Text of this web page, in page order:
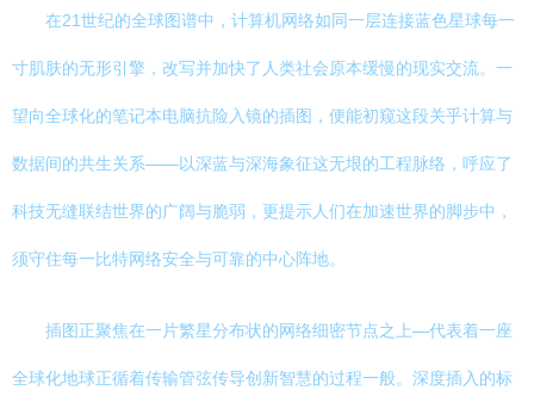
在21世纪的全球图谱中，计算机网络如同一层连接蓝色星球每一
寸肌肤的无形引擎，改写并加快了人类社会原本缓慢的现实交流。一
望向全球化的笔记本电脑抗险入镜的插图，便能初窥这段关乎计算与
数据间的共生关系——以深蓝与深海象征这无垠的工程脉络，呼应了
科技无缝联结世界的广阔与脆弱，更提示人们在加速世界的脚步中，
须守住每一比特网络安全与可靠的中心阵地。
插图正聚焦在一片繁星分布状的网络细密节点之上—代表着一座
全球化地球正循着传输管弦传导创新智慧的过程一般。深度插入的标